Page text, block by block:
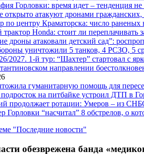
Горловки: время идет – тенденция не
открыто атакуют дронами
по центру Краматорска: число раненых
Honda: стоит ли переплачивать
дроны атаковали детский сад”:
уничтожили 5 танков, 4 РСЗО, 5
2027. 1-й тур: “Шахтер” стартовал с
направлении
гуманитарную помощь для
на питбайке устроил ДТП в
продолжает ротации: Умеров – из
Горловки “насчитал” 8 обстрелов, о
"Последние новости"
обезврежена банда